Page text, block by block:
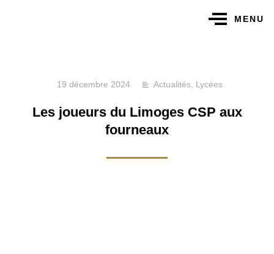
MENU
19 décembre 2024 Actualités, Lycées
Les joueurs du Limoges CSP aux
fourneaux